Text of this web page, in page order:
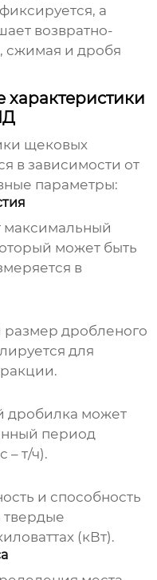
а
возвратно-
сжимая и дробя
щековых
в зависимости от
параметры:
максимальный
может быть
в
дробленого
для
дробилка может
период
– т/ч).
и способность
твердые
(кВт).